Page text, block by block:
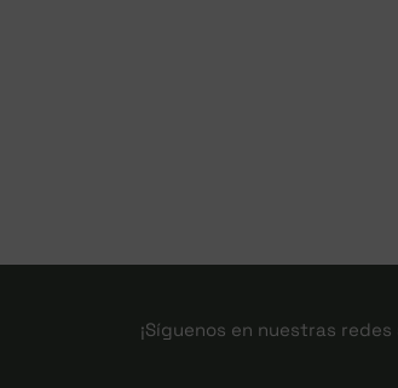
¡Síguenos en nuestras redes